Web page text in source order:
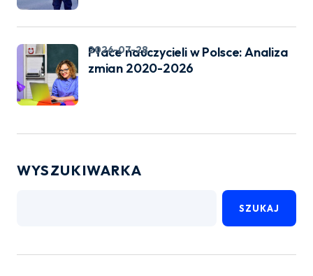
Płace nauczycieli w Polsce: Analiza
zmian 2020-2026
2026-07-28
WYSZUKIWARKA
SZUKAJ